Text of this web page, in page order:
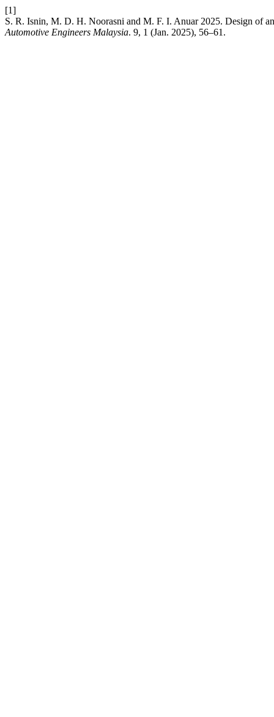
[1]
S. R. Isnin, M. D. H. Noorasni and M. F. I. Anuar 2025. Design of
Automotive Engineers Malaysia. 9, 1 (Jan. 2025), 56–61.